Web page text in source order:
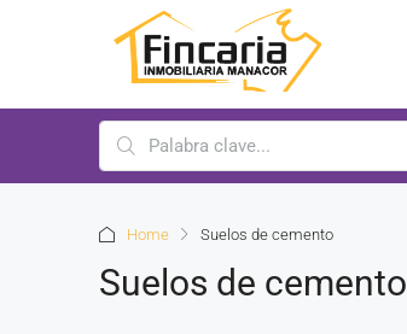
Home Suelos de cemento
Suelos de cemento